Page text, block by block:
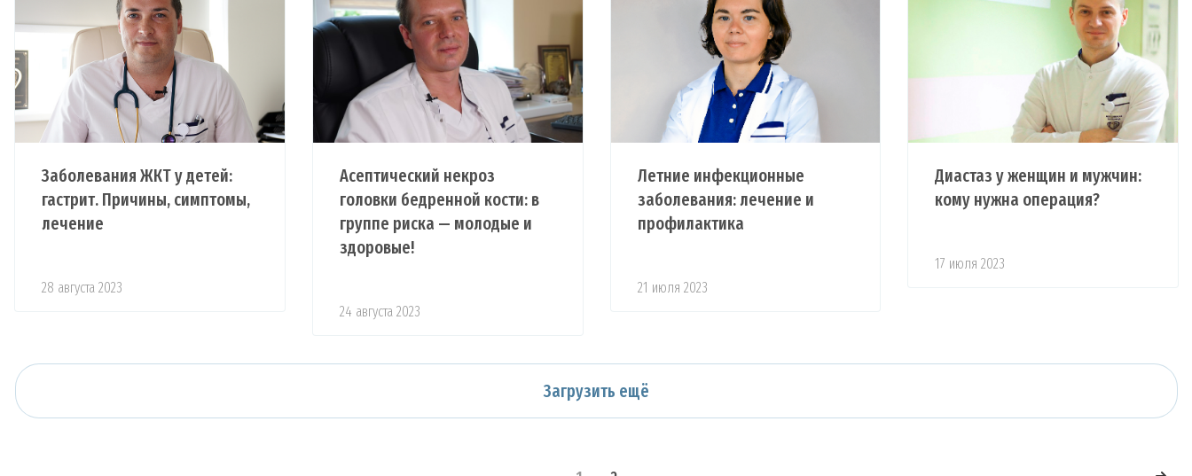
Заболевания ЖКТ у детей:
гастрит. Причины, симптомы,
лечение
28 августа 2023
Асептический некроз
головки бедренной кости: в
группе риска — молодые и
здоровые!
24 августа 2023
Летние инфекционные
заболевания: лечение и
профилактика
21 июля 2023
Диастаз у женщин и мужчин:
кому нужна операция?
17 июля 2023
Загрузить ещё